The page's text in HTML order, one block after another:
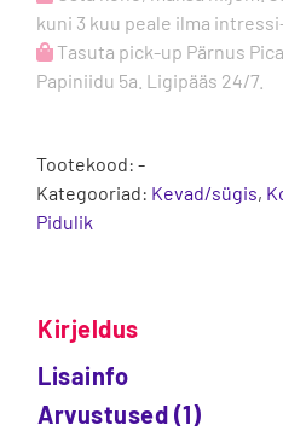
kuni 3 kuu peale ilma
Tasuta pick-up Pärnus
Papiniidu 5a. Ligipääs 24/7.
Tootekood: -
Kategooriad: Kevad/sügis,
Pidulik
Kirjeldus
Lisainfo
Arvustused (1)